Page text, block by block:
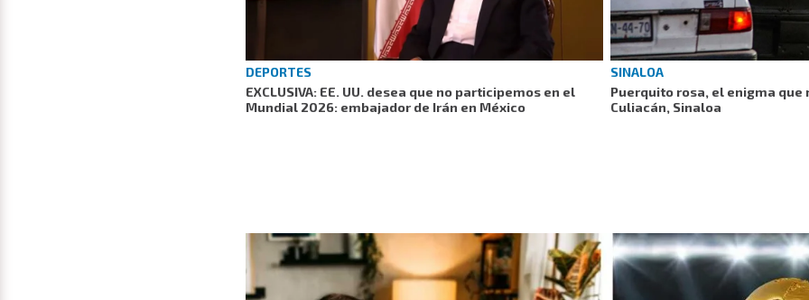
DEPORTES
EXCLUSIVA: EE. UU. desea que no participemos en el
Mundial 2026: embajador de Irán en México
SINALOA
Puerquito rosa, el enigma
Culiacán, Sinaloa